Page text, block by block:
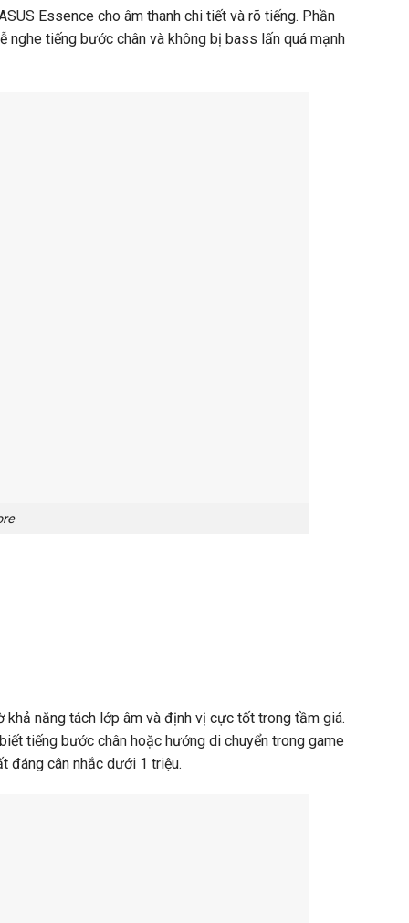
Essence cho âm thanh chi tiết và rõ tiếng. Phần
nghe tiếng bước chân và không bị bass lấn quá mạnh
năng tách lớp âm và định vị cực tốt trong tầm giá.
tiếng bước chân hoặc hướng di chuyển trong game
đáng cân nhắc dưới 1 triệu.